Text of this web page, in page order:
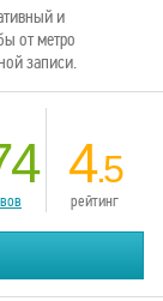
и
от метро
записи.
4.5
рейтинг